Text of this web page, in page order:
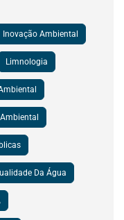
Inovação Ambiental
Limnologia
Da Água